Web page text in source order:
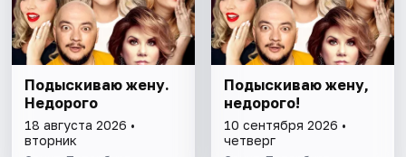
Подыскиваю жену.
Недорого
18 августа 2026 •
вторник
Подыскиваю жену,
недорого!
10 сентября 2026 •
четверг